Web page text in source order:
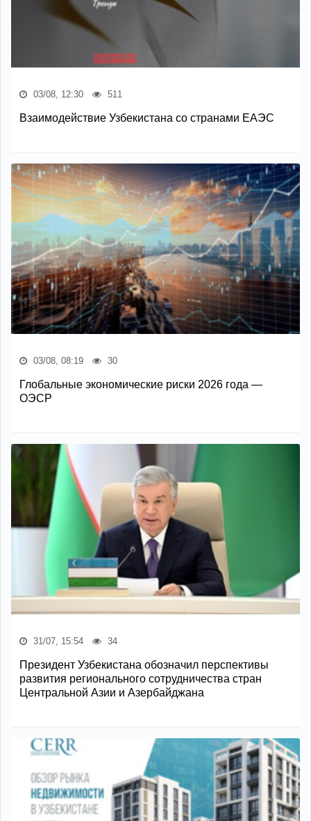
03/08, 12:30 511
Взаимодействие Узбекистана со странами ЕАЭС
03/08, 08:19 30
Глобальные экономические риски 2026 года —
ОЭСР
31/07, 15:54 34
Президент Узбекистана обозначил перспективы
развития регионального сотрудничества стран
Центральной Азии и Азербайджана